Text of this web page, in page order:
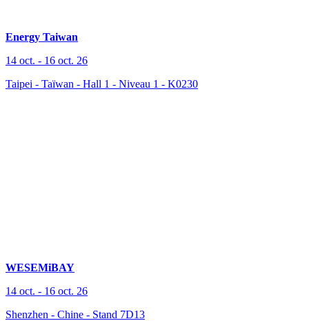
Energy Taiwan
14 oct. - 16 oct. 26
Taipei - Taïwan - Hall 1 - Niveau 1 - K0230
WESEMiBAY
14 oct. - 16 oct. 26
Shenzhen - Chine - Stand 7D13